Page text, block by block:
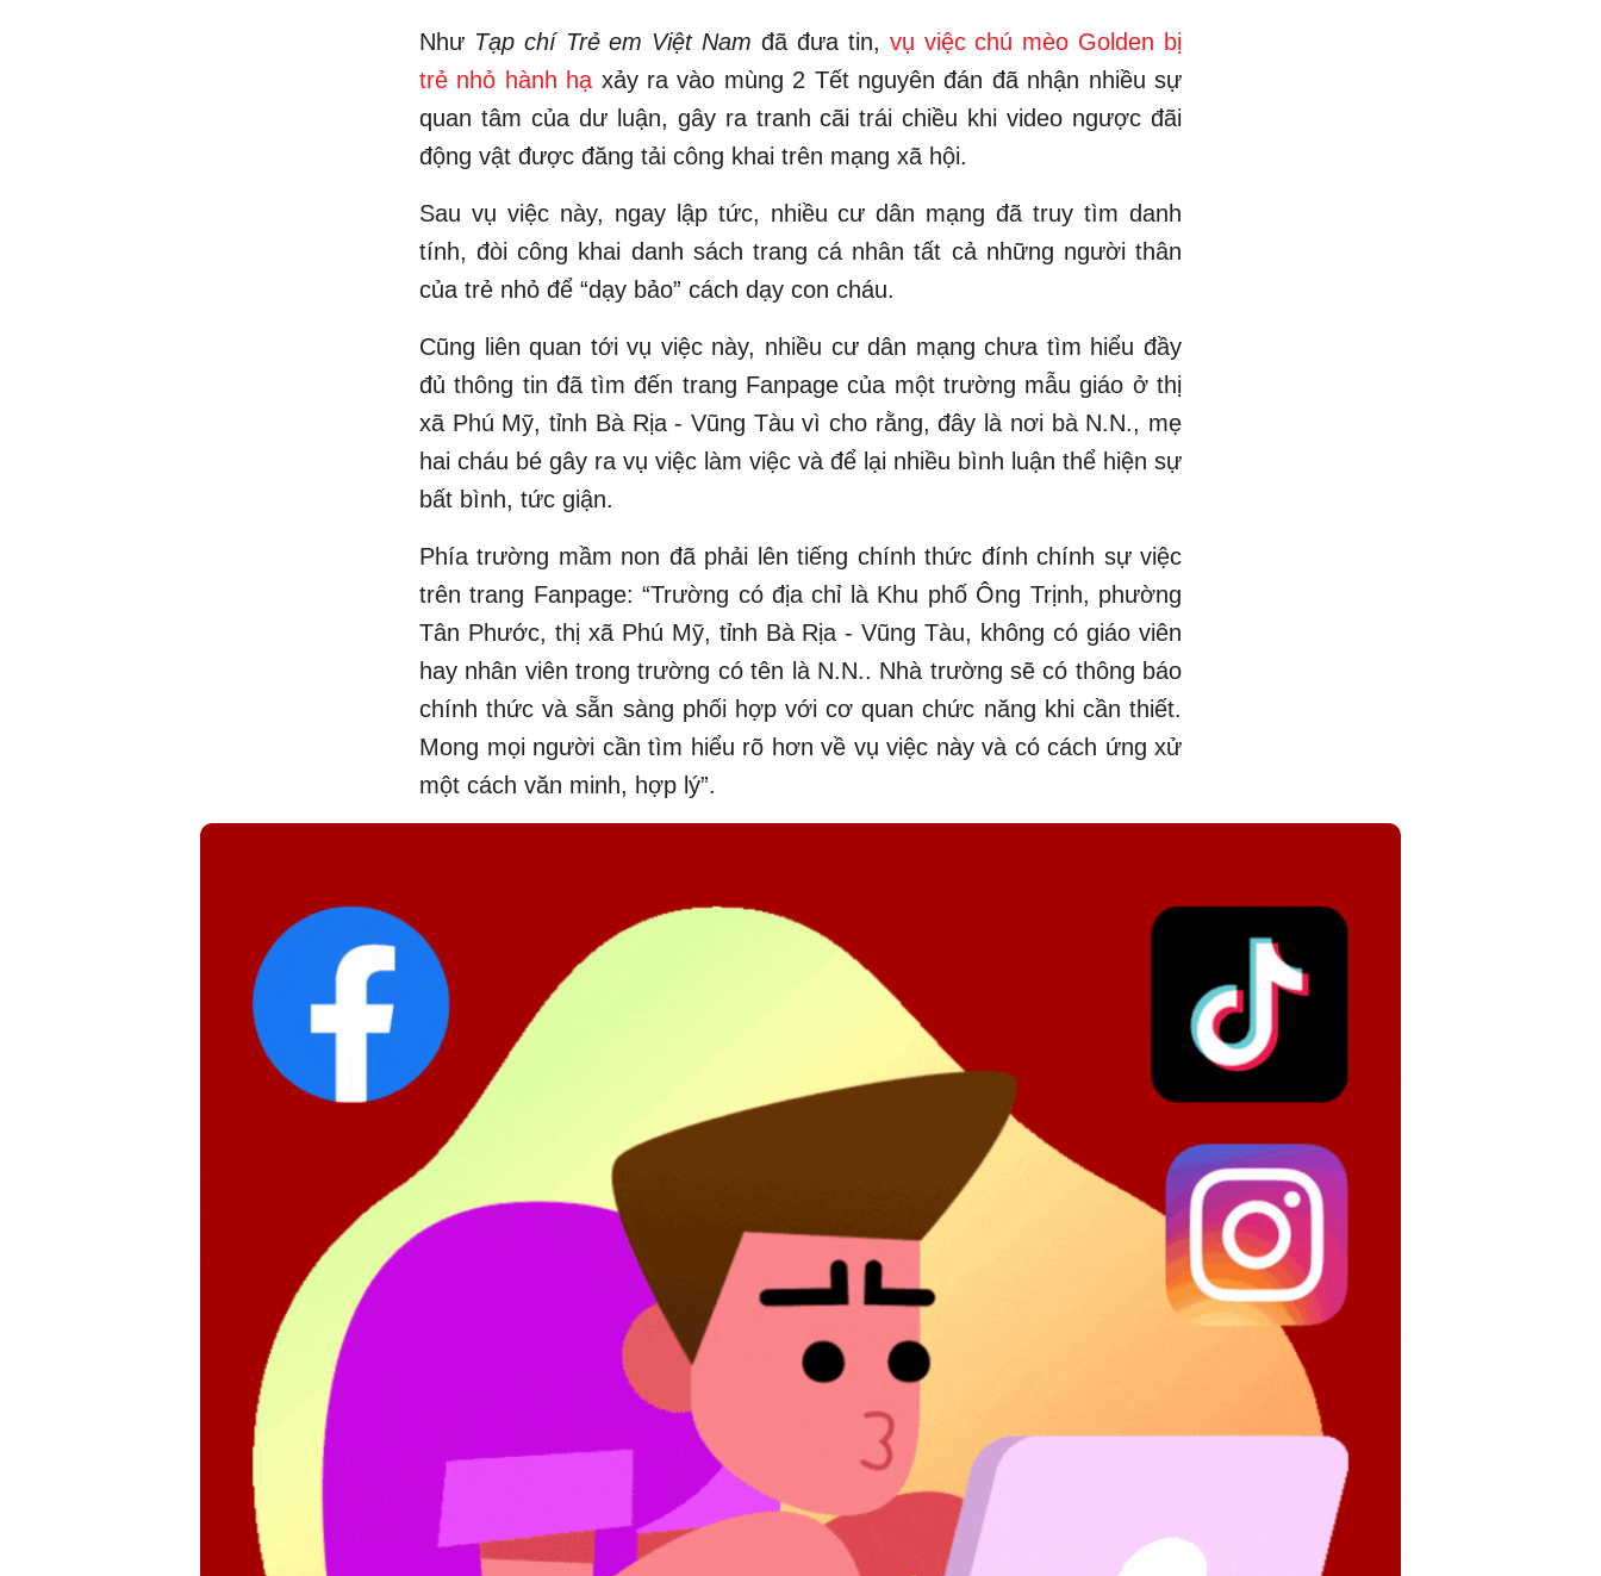
Như Tạp chí Trẻ em Việt Namđã đưa tin, vụ việc chú mèo Golden bị
trẻ nhỏ hành hạ xảy ra vào mùng 2 Tết nguyên đán đã nhận nhiều sự
quan tâm của dư luận, gây ra tranh cãi trái chiều khi video ngược đãi
động vật được đăng tải công khai trên mạng xã hội.
Sau vụ việc này, ngay lập tức, nhiều cư dân mạng đã truy tìm danh
tính, đòi công khai danh sách trang cá nhân tất cả những người thân
của trẻ nhỏ để “dạy bảo” cách dạy con cháu.
Cũng liên quan tới vụ việc này, nhiều cư dân mạng chưa tìm hiểu đầy
đủ thông tin đã tìm đến trang Fanpage của một trường mẫu giáo ở thị
xã Phú Mỹ, tỉnh Bà Rịa - Vũng Tàu vì cho rằng, đây là nơi bà N.N., mẹ
hai cháu bé gây ra vụ việc làm việc và để lại nhiều bình luận thể hiện sự
bất bình, tức giận.
Phía trường mầm non đã phải lên tiếng chính thức đính chính sự việc
trên trang Fanpage: “Trường có địa chỉ là Khu phố Ông Trịnh, phường
Tân Phước, thị xã Phú Mỹ, tỉnh Bà Rịa - Vũng Tàu, không có giáo viên
hay nhân viên trong trường có tên là N.N.. Nhà trường sẽ có thông báo
chính thức và sẵn sàng phối hợp với cơ quan chức năng khi cần thiết.
Mong mọi người cần tìm hiểu rõ hơn về vụ việc này và có cách ứng xử
một cách văn minh, hợp lý”.